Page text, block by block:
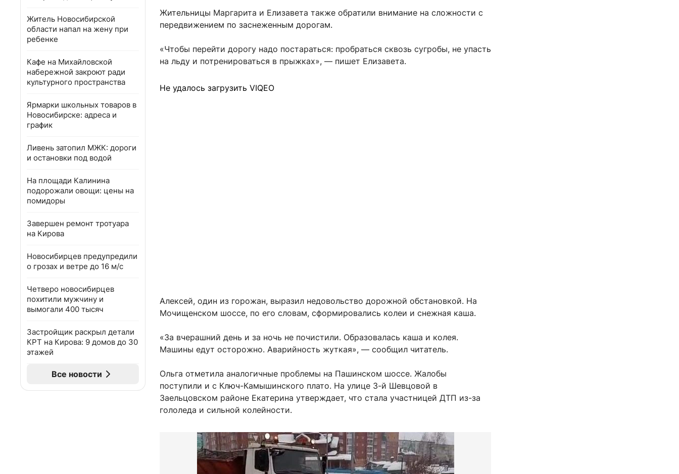
Житель Новосибирской
области напал на жену при
ребенке
Кафе на Михайловской
набережной закроют ради
культурного пространства
Ярмарки школьных товаров в
Новосибирске: адреса и
график
Ливень затопил МЖК: дороги
и остановки под водой
На площади Калинина
подорожали овощи: цены на
помидоры
Завершен ремонт тротуара
на Кирова
Новосибирцев предупредили
о грозах и ветре до 16 м/с
Четверо новосибирцев
похитили мужчину и
вымогали 400 тысяч
Застройщик раскрыл детали
КРТ на Кирова: 9 домов до 30
этажей
Все новости
Жительницы Маргарита и Елизавета также обратили внимание на сложности с
передвижением по заснеженным дорогам.
«Чтобы перейти дорогу надо постараться: пробраться сквозь сугробы, не упасть
на льду и потренироваться в прыжках», — пишет Елизавета.
Не удалось загрузить VIQEO
Алексей, один из горожан, выразил недовольство дорожной обстановкой. На
Мочищенском шоссе, по его словам, сформировались колеи и снежная каша.
«За вчерашний день и за ночь не почистили. Образовалась каша и колея.
Машины едут осторожно. Аварийность жуткая», — сообщил читатель.
Ольга отметила аналогичные проблемы на Пашинском шоссе. Жалобы
поступили и с Ключ-Камышинского плато. На улице 3-й Шевцовой в
Заельцовском районе Екатерина утверждает, что стала участницей ДТП из-за
гололеда и сильной колейности.